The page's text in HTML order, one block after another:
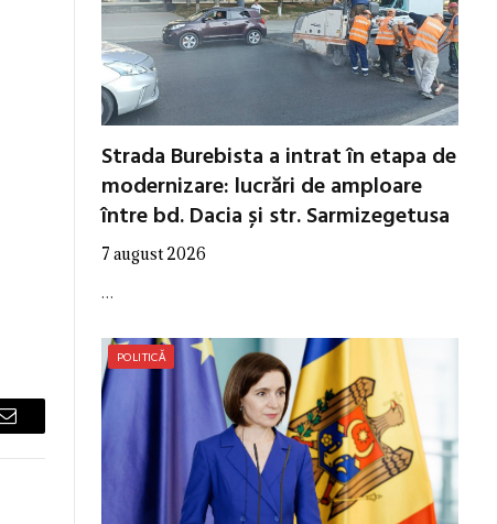
Email
Strada Burebista a intrat în etapa de
modernizare: lucrări de amploare
între bd. Dacia și str. Sarmizegetusa
7 august 2026
…
POLITICĂ